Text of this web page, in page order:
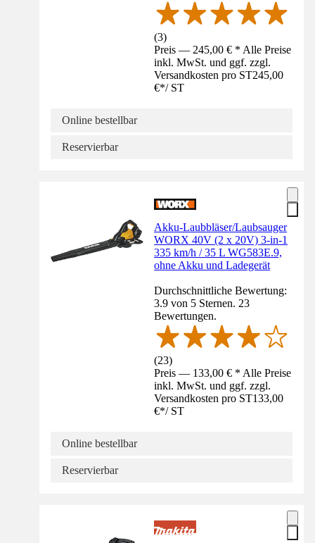
(3)
Preis — 245,00 € * Alle Preise
inkl. MwSt. und ggf. zzgl.
Versandkosten pro ST245,00
€*/ ST
Online bestellbar
Reservierbar
Akku-Laubbläser/Laubsauger
WORX 40V (2 x 20V) 3-in-1
335 km/h / 35 L WG583E.9,
ohne Akku und Ladegerät
Durchschnittliche Bewertung:
3.9 von 5 Sternen. 23
Bewertungen.
(23)
Preis — 133,00 € * Alle Preise
inkl. MwSt. und ggf. zzgl.
Versandkosten pro ST133,00
€*/ ST
Online bestellbar
Reservierbar